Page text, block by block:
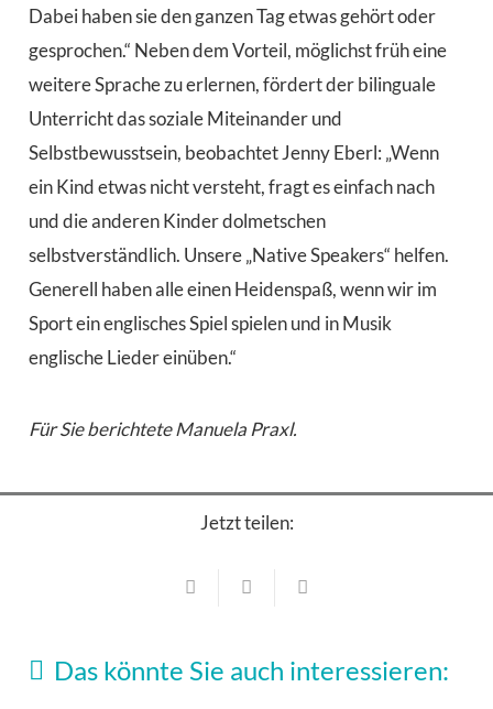
Dabei haben sie den ganzen Tag etwas gehört oder
gesprochen.“ Neben dem Vorteil, möglichst früh eine
weitere Sprache zu erlernen, fördert der bilinguale
Unterricht das soziale Miteinander und
Selbstbewusstsein, beobachtet Jenny Eberl: „Wenn
ein Kind etwas nicht versteht, fragt es einfach nach
und die anderen Kinder dolmetschen
selbstverständlich. Unsere „Native Speakers“ helfen.
Generell haben alle einen Heidenspaß, wenn wir im
Sport ein englisches Spiel spielen und in Musik
englische Lieder einüben.“
Für Sie berichtete Manuela Praxl.
Jetzt teilen:
Das könnte Sie auch interessieren: